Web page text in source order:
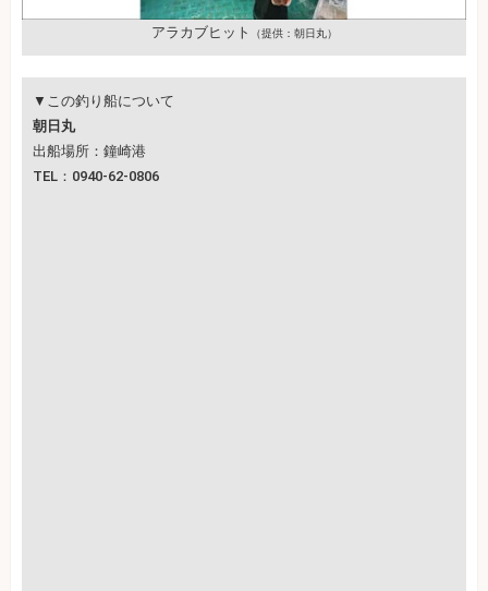
アラカブヒット （提供：朝日丸）
▼この釣り船について
朝日丸
出船場所：鐘崎港
TEL：0940-62-0806